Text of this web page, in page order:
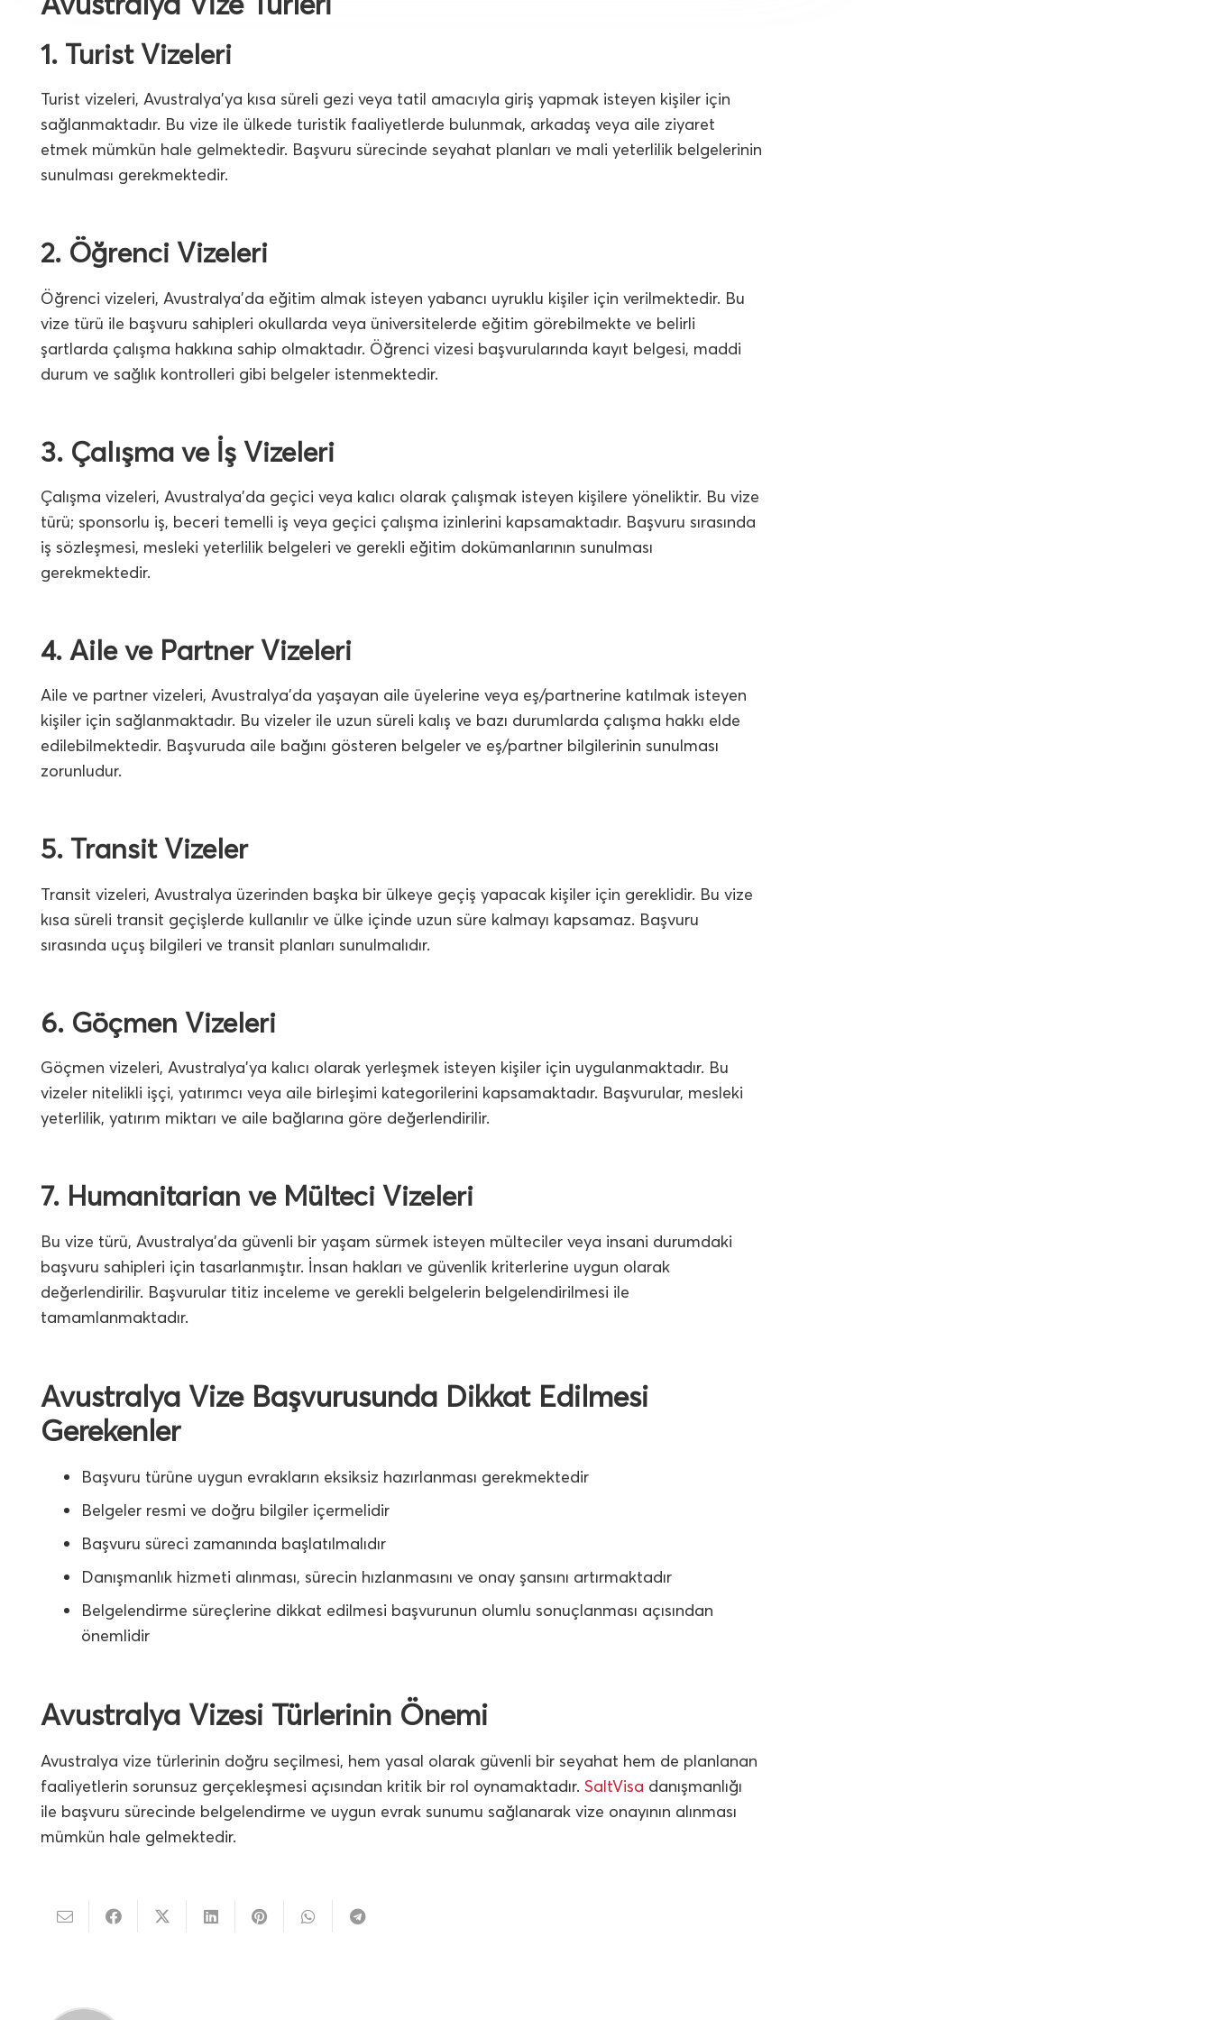
1. Turist Vizeleri
Turist vizeleri, Avustralya’ya kısa süreli gezi veya tatil amacıyla giriş yapmak isteyen kişiler için
sağlanmaktadır. Bu vize ile ülkede turistik faaliyetlerde bulunmak, arkadaş veya aile ziyaret
etmek mümkün hale gelmektedir. Başvuru sürecinde seyahat planları ve mali yeterlilik belgelerinin
sunulması gerekmektedir.
2. Öğrenci Vizeleri
Öğrenci vizeleri, Avustralya’da eğitim almak isteyen yabancı uyruklu kişiler için verilmektedir. Bu
vize türü ile başvuru sahipleri okullarda veya üniversitelerde eğitim görebilmekte ve belirli
şartlarda çalışma hakkına sahip olmaktadır. Öğrenci vizesi başvurularında kayıt belgesi, maddi
durum ve sağlık kontrolleri gibi belgeler istenmektedir.
3. Çalışma ve İş Vizeleri
Çalışma vizeleri, Avustralya’da geçici veya kalıcı olarak çalışmak isteyen kişilere yöneliktir. Bu vize
türü; sponsorlu iş, beceri temelli iş veya geçici çalışma izinlerini kapsamaktadır. Başvuru sırasında
iş sözleşmesi, mesleki yeterlilik belgeleri ve gerekli eğitim dokümanlarının sunulması
gerekmektedir.
4. Aile ve Partner Vizeleri
Aile ve partner vizeleri, Avustralya’da yaşayan aile üyelerine veya eş/partnerine katılmak isteyen
kişiler için sağlanmaktadır. Bu vizeler ile uzun süreli kalış ve bazı durumlarda çalışma hakkı elde
edilebilmektedir. Başvuruda aile bağını gösteren belgeler ve eş/partner bilgilerinin sunulması
zorunludur.
5. Transit Vizeler
Transit vizeleri, Avustralya üzerinden başka bir ülkeye geçiş yapacak kişiler için gereklidir. Bu vize
kısa süreli transit geçişlerde kullanılır ve ülke içinde uzun süre kalmayı kapsamaz. Başvuru
sırasında uçuş bilgileri ve transit planları sunulmalıdır.
6. Göçmen Vizeleri
Göçmen vizeleri, Avustralya’ya kalıcı olarak yerleşmek isteyen kişiler için uygulanmaktadır. Bu
vizeler nitelikli işçi, yatırımcı veya aile birleşimi kategorilerini kapsamaktadır. Başvurular, mesleki
yeterlilik, yatırım miktarı ve aile bağlarına göre değerlendirilir.
7. Humanitarian ve Mülteci Vizeleri
Bu vize türü, Avustralya’da güvenli bir yaşam sürmek isteyen mülteciler veya insani durumdaki
başvuru sahipleri için tasarlanmıştır. İnsan hakları ve güvenlik kriterlerine uygun olarak
değerlendirilir. Başvurular titiz inceleme ve gerekli belgelerin belgelendirilmesi ile
tamamlanmaktadır.
Avustralya Vize Başvurusunda Dikkat Edilmesi
Gerekenler
Başvuru türüne uygun evrakların eksiksiz hazırlanması gerekmektedir
Belgeler resmi ve doğru bilgiler içermelidir
Başvuru süreci zamanında başlatılmalıdır
Danışmanlık hizmeti alınması, sürecin hızlanmasını ve onay şansını artırmaktadır
Belgelendirme süreçlerine dikkat edilmesi başvurunun olumlu sonuçlanması açısından
önemlidir
Avustralya Vizesi Türlerinin Önemi
Avustralya vize türlerinin doğru seçilmesi, hem yasal olarak güvenli bir seyahat hem de planlanan
faaliyetlerin sorunsuz gerçekleşmesi açısından kritik bir rol oynamaktadır. SaltVisa danışmanlığı
ile başvuru sürecinde belgelendirme ve uygun evrak sunumu sağlanarak vize onayının alınması
mümkün hale gelmektedir.